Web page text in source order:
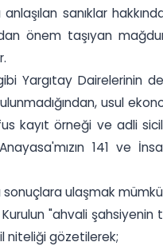
sanıklar
önem taşıyan
Yargıtay Dairelerinin
usul
kayıt örneği ve adli
141 ve
ulaşmak
"ahvali
niteliği gözetilerek;